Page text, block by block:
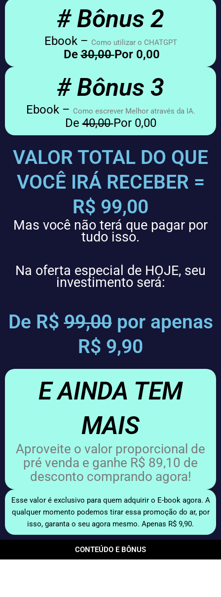
# Bônus 2
Ebook – Como utilizar o CHATGPT
De30,00Por 0,00
# Bônus 3
Ebook – Como escrever Melhor através da IA.
De40,00Por 0,00
VALOR TOTAL DO QUE
VOCÊ IRÁ RECEBER =
R$ 99,00
Mas você não terá que pagar por
tudo isso.
Na oferta especial de HOJE, seu
investimento será:
De R$99,00por apenas
R$ 9,90
E AINDA TEM
MAIS
Aproveite o valor proporcional de
pré venda e ganhe R$ 89,10 de
desconto comprando agora!
Esse valor é exclusivo para quem adquirir o E-book agora. A
qualquer momento podemos tirar essa promoção do ar, por
isso, garanta o seu agora mesmo. Apenas R$ 9,90.
CONTEÚDO E BÔNUS